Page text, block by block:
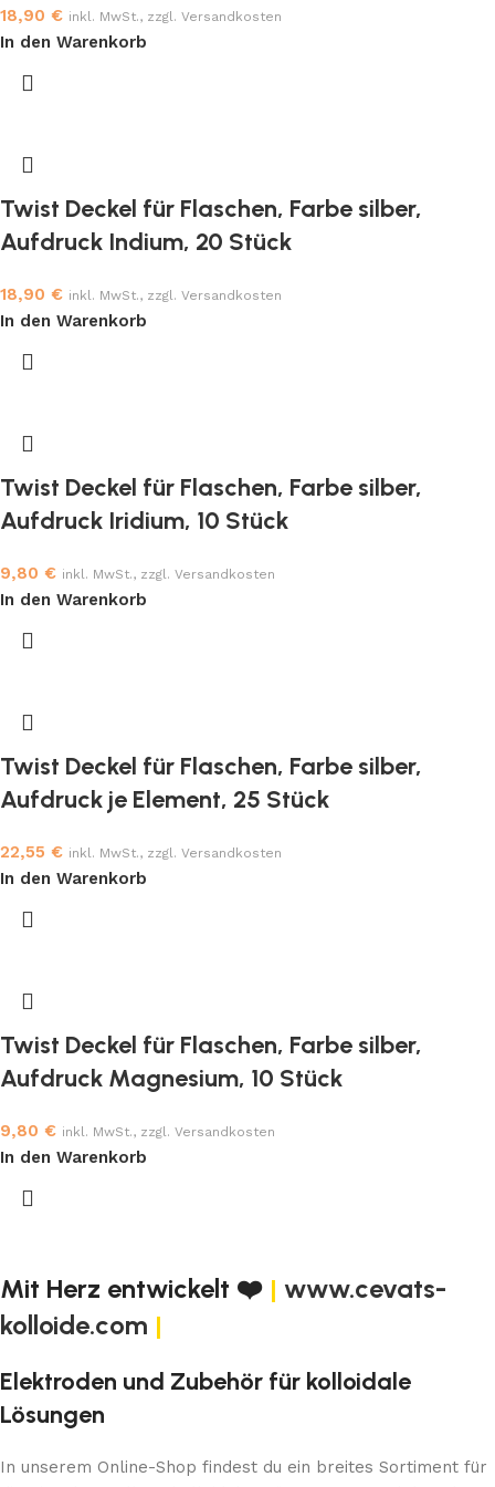
18,90 € inkl. MwSt., zzgl. Versandkosten
In den Warenkorb
Twist Deckel für Flaschen, Farbe silber,
Aufdruck Indium, 20 Stück
18,90 € inkl. MwSt., zzgl. Versandkosten
In den Warenkorb
Twist Deckel für Flaschen, Farbe silber,
Aufdruck Iridium, 10 Stück
9,80 € inkl. MwSt., zzgl. Versandkosten
In den Warenkorb
Twist Deckel für Flaschen, Farbe silber,
Aufdruck je Element, 25 Stück
22,55 € inkl. MwSt., zzgl. Versandkosten
In den Warenkorb
Twist Deckel für Flaschen, Farbe silber,
Aufdruck Magnesium, 10 Stück
9,80 € inkl. MwSt., zzgl. Versandkosten
In den Warenkorb
Mit Herz entwickelt ❤️ | www.cevats-
kolloide.com |
Elektroden und Zubehör für kolloidale
Lösungen
In unserem Online-Shop findest du ein breites Sortiment für